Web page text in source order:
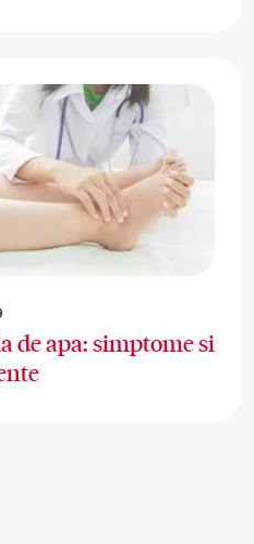
de apa: simptome si